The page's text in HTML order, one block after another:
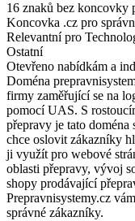
16 znaků bez koncovky
Koncovka .cz pro
Relevantní pro
Ostatní
Otevřeno nabídkám a
Doména
firmy zaměřující se na
pomocí UAS. S
přepravy je tato
chce oslovit zákazníky
ji využít pro webové
oblasti přepravy, vývoj
shopy prodávající
Prepravnisystemy.cz
správné zákazníky.